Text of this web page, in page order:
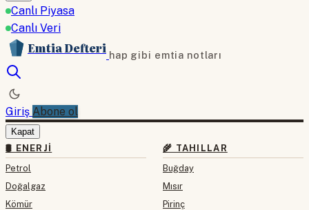
Canlı Piyasa
Canlı Veri
Emtia Defteri hap gibi emtia notları
Giriş Abone ol
Kapat
🛢 ENERJI
Petrol
Doğalgaz
Kömür
🌾 TAHILLAR
Buğday
Mısır
Pirinç